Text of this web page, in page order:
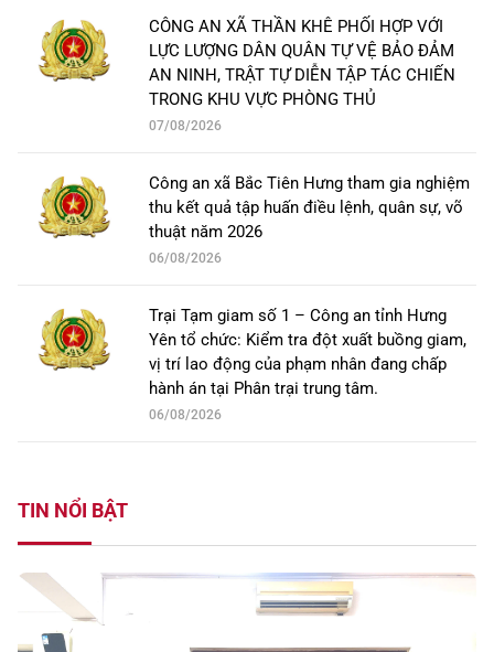
CÔNG AN XÃ THẦN KHÊ PHỐI HỢP VỚI
LỰC LƯỢNG DÂN QUÂN TỰ VỆ BẢO ĐẢM
AN NINH, TRẬT TỰ DIỄN TẬP TÁC CHIẾN
TRONG KHU VỰC PHÒNG THỦ
07/08/2026
Công an xã Bắc Tiên Hưng tham gia nghiệm
thu kết quả tập huấn điều lệnh, quân sự, võ
thuật năm 2026
06/08/2026
Trại Tạm giam số 1 – Công an tỉnh Hưng
Yên tổ chức: Kiểm tra đột xuất buồng giam,
vị trí lao động của phạm nhân đang chấp
hành án tại Phân trại trung tâm.
06/08/2026
TIN NỔI BẬT